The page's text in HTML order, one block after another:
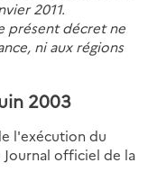
2011.
présent décret ne
ni aux régions
2003
l'exécution du
officiel de la